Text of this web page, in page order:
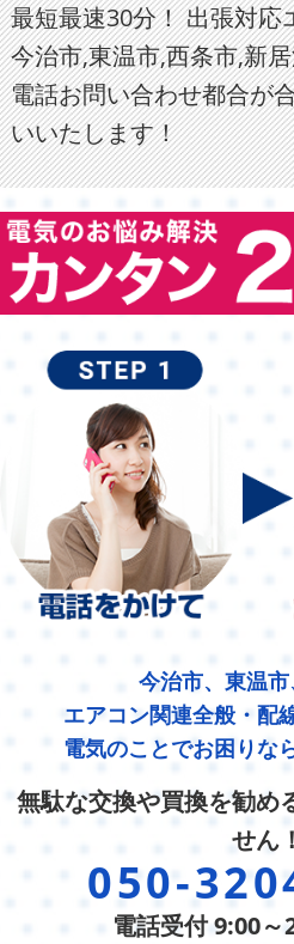
最短最速30分！ 出張対応
今治市,東温市,西条市,新
電話お問い合わせ都合が
いいたします！
今治市、東温
エアコン関連全般・配
電気のことでお困りな
無駄な交換や買換を勧め
せん！
050-
電話受付 9:00